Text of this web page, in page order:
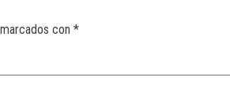
con *